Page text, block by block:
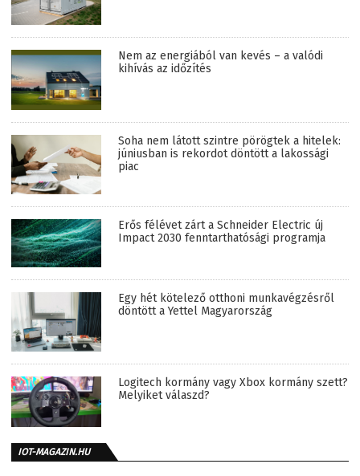
Nem az energiából van kevés – a valódi
kihívás az időzítés
Soha nem látott szintre pörögtek a hitelek:
júniusban is rekordot döntött a lakossági
piac
Erős félévet zárt a Schneider Electric új
Impact 2030 fenntarthatósági programja
Egy hét kötelező otthoni munkavégzésről
döntött a Yettel Magyarország
Logitech kormány vagy Xbox kormány szett?
Melyiket válaszd?
IOT-MAGAZIN.HU